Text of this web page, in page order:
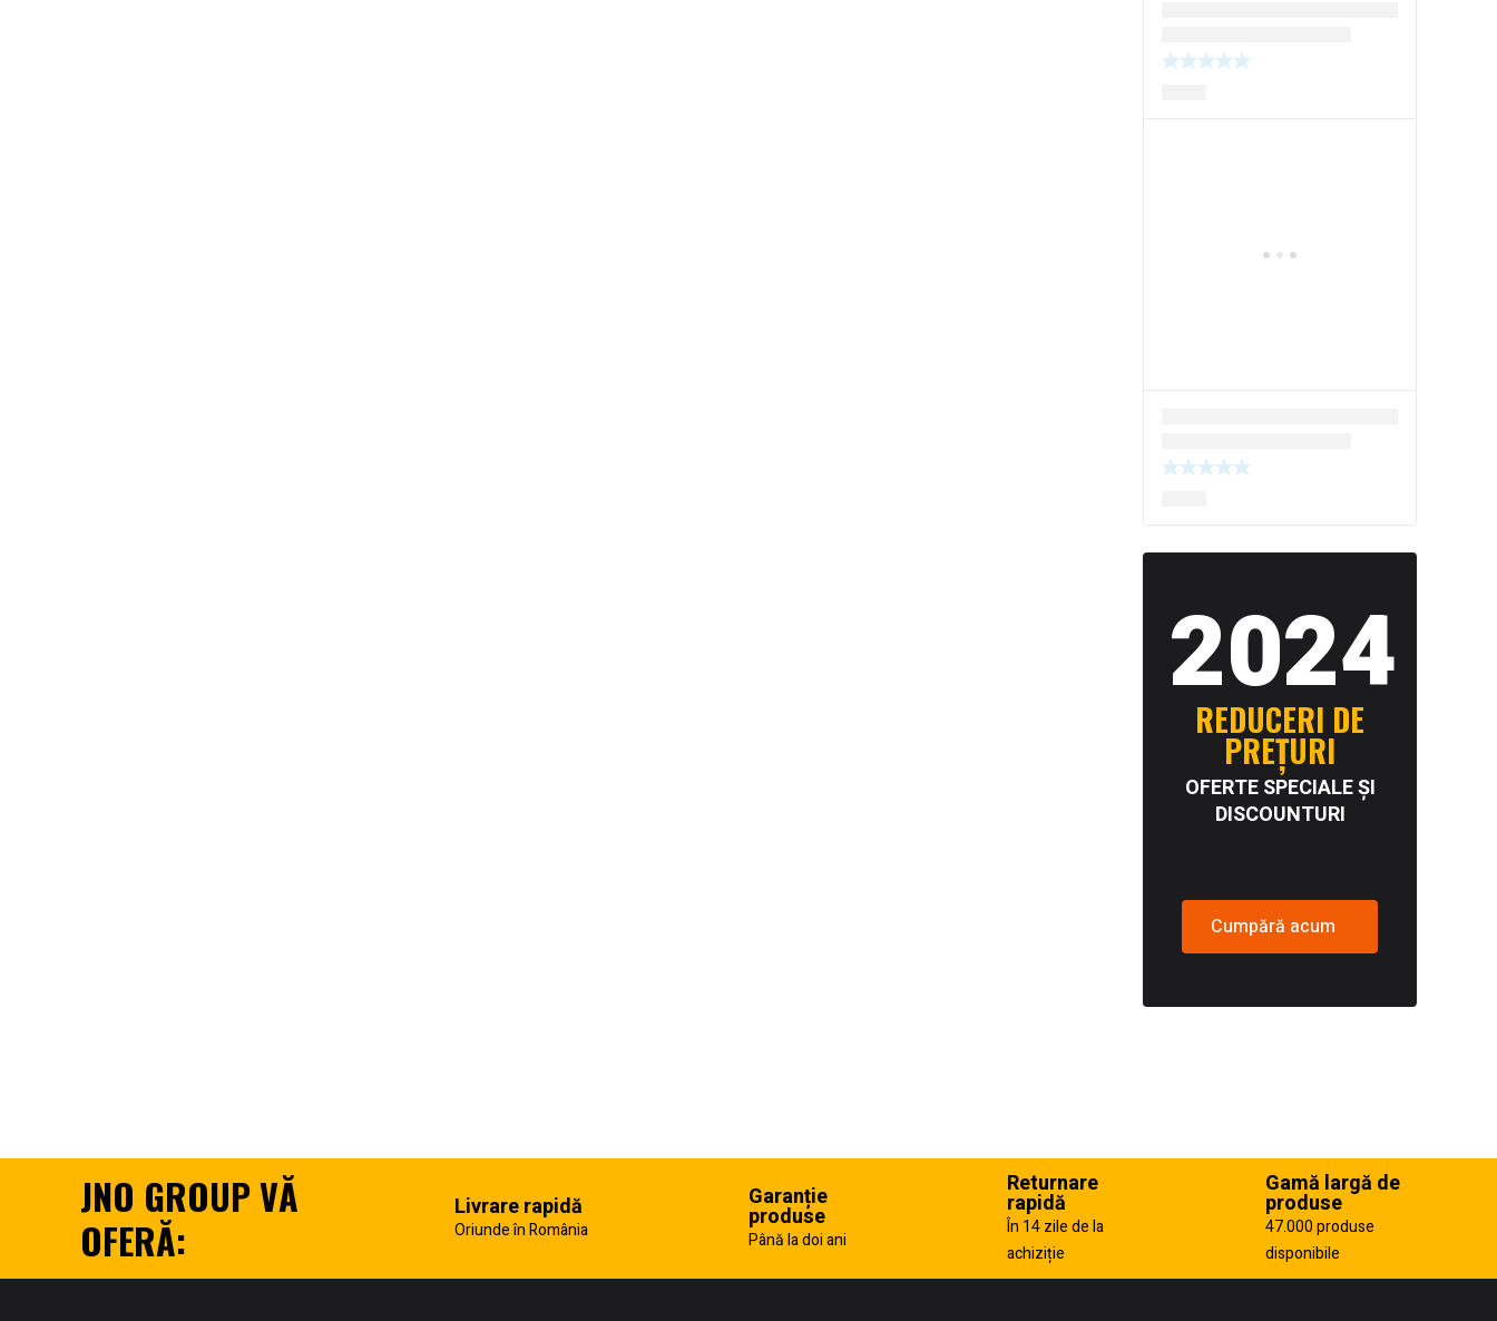
2024
REDUCERI DE
PREȚURI
OFERTE SPECIALE ȘI
DISCOUNTURI
Cumpără acum
JNO GROUP VĂ
OFERĂ:
Livrare rapidă
Oriunde în România
Garanție
produse
Până la doi ani
Returnare
rapidă
În 14 zile de la
achiziție
Gamă largă de
produse
47.000 produse
disponibile